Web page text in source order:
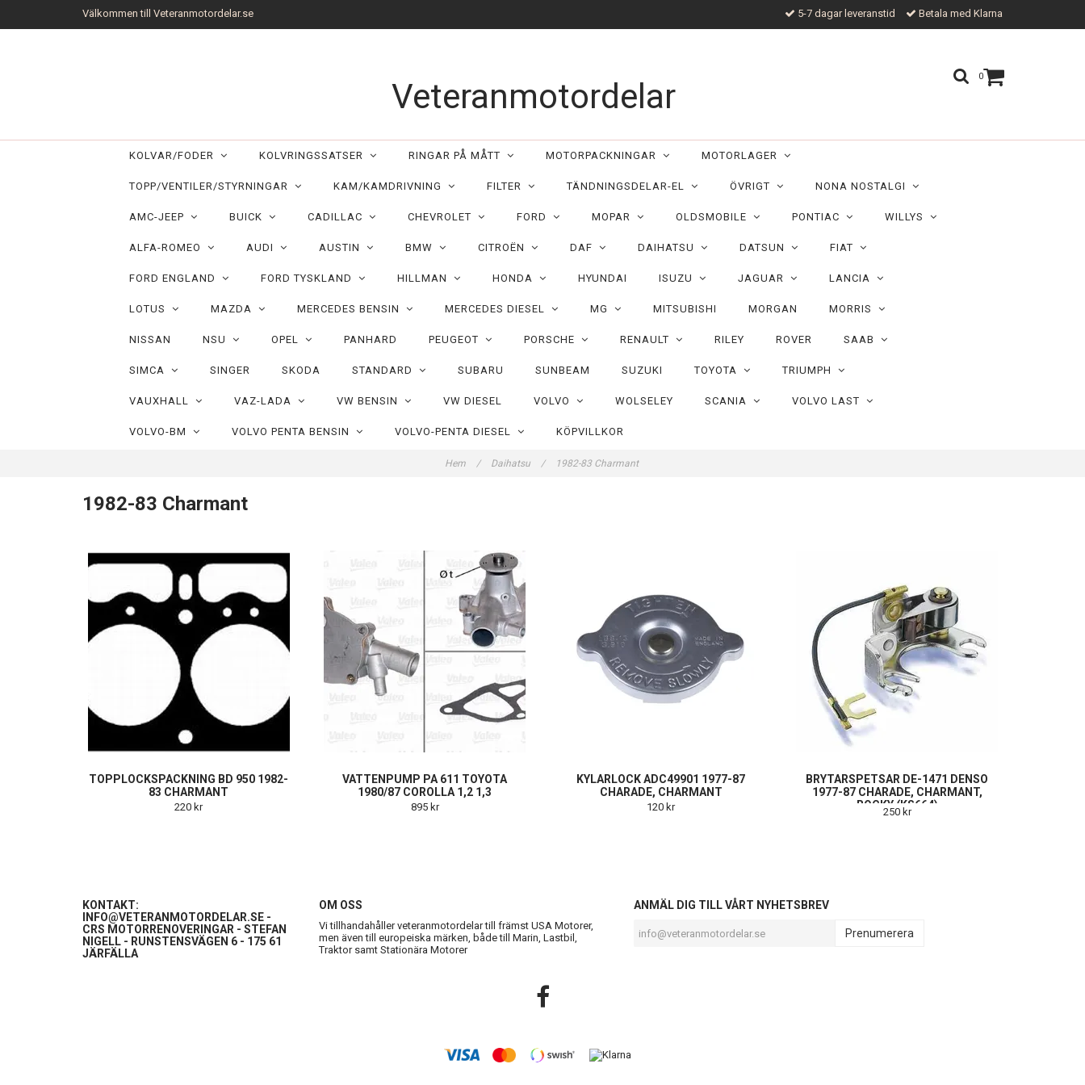
Välkommen till Veteranmotordelar.se 5-7 dagar leveranstid Betala med Klarna
0
Veteranmotordelar
KOLVAR/FODER KOLVRINGSSATSER RINGAR PÅ MÅTT MOTORPACKNINGAR MOTORLAGER
TOPP/VENTILER/STYRNINGAR KAM/KAMDRIVNING FILTER TÄNDNINGSDELAR-EL ÖVRIGT NONA NOSTALGI
AMC-JEEP BUICK CADILLAC CHEVROLET FORD MOPAR OLDSMOBILE PONTIAC WILLYS
ALFA-ROMEO AUDI AUSTIN BMW CITROËN DAF DAIHATSU DATSUN FIAT
FORD ENGLAND FORD TYSKLAND HILLMAN HONDA HYUNDAI ISUZU JAGUAR LANCIA
LOTUS MAZDA MERCEDES BENSIN MERCEDES DIESEL MG MITSUBISHI MORGAN MORRIS
NISSAN NSU OPEL PANHARD PEUGEOT PORSCHE RENAULT RILEY ROVER SAAB
SIMCA SINGER SKODA STANDARD SUBARU SUNBEAM SUZUKI TOYOTA TRIUMPH
VAUXHALL VAZ-LADA VW BENSIN VW DIESEL VOLVO WOLSELEY SCANIA VOLVO LAST
VOLVO-BM VOLVO PENTA BENSIN VOLVO-PENTA DIESEL KÖPVILLKOR
Hem / Daihatsu / 1982-83 Charmant
1982-83 Charmant
TOPPLOCKSPACKNING BD 950 1982-
83 CHARMANT
220 kr
VATTENPUMP PA 611 TOYOTA
1980/87 COROLLA 1,2 1,3
895 kr
KYLARLOCK ADC49901 1977-87
CHARADE, CHARMANT
120 kr
BRYTARSPETSAR DE-1471 DENSO
1977-87 CHARADE, CHARMANT,
ROCKY (KS664)
250 kr
KONTAKT:
INFO@VETERANMOTORDELAR.SE -
CRS MOTORRENOVERINGAR - STEFAN
NIGELL - RUNSTENSVÄGEN 6 - 175 61
JÄRFÄLLA
OM OSS
Vi tillhandahåller veteranmotordelar till främst USA Motorer,
men även till europeiska märken, både till Marin, Lastbil,
Traktor samt Stationära Motorer
ANMÄL DIG TILL VÅRT NYHETSBREV
Prenumerera